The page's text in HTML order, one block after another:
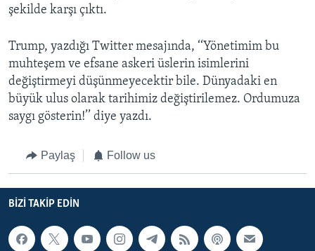
şekilde karşı çıktı.
Trump, yazdığı Twitter mesajında, ‘‘Yönetimim bu
muhteşem ve efsane askeri üslerin isimlerini
değiştirmeyi düşünmeyecektir bile. Dünyadaki en
büyük ulus olarak tarihimiz değiştirilemez. Ordumuza
saygı gösterin!’’ diye yazdı.
Paylaş Follow us
BIZI TAKIP EDIN